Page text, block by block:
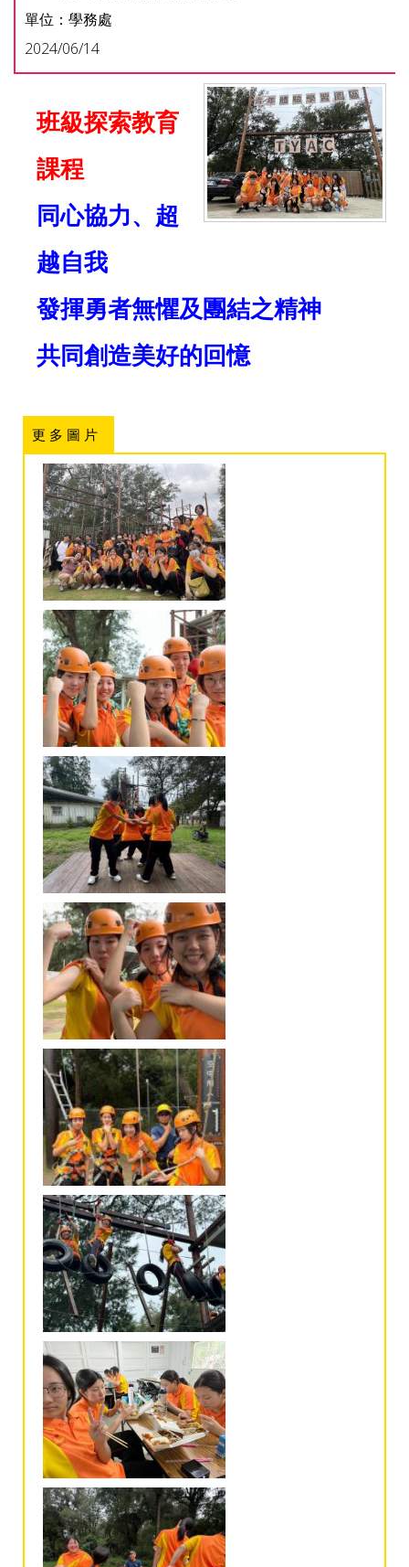
單位：學務處
2024/06/14
班級探索教育
課程
同心協力、超
越自我
發揮勇者無懼及團結之精神
共同創造美好的回憶
更 多 圖 片